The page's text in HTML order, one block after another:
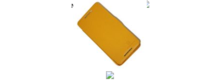
мелкий опт
опт
75 руб.
65 руб.
Новая цена
60 руб.
Наличие:
ЕСТЬ
купить в розницу